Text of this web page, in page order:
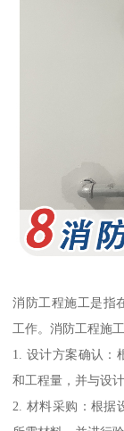
消防工程施工是指
工作。消防工程施
1. 设计方案确认：
和工程量，并与设
2. 材料采购：根据